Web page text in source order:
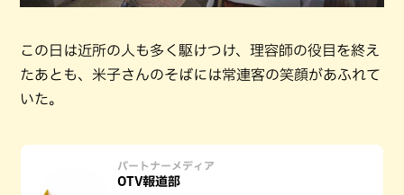
この日は近所の人も多く駆けつけ、理容師の役目を終え
たあとも、米子さんのそばには常連客の笑顔があふれて
いた。
パートナーメディア
OTV報道部